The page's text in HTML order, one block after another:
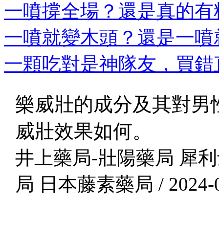
一噴撐全場？還是真的
一噴就變木頭？還是一
一顆吃對是神隊友，買
樂威壯的成分及其對
威壯效果如何。
井上藥局-壯陽藥局 犀
局 日本藤素藥局 / 2024-